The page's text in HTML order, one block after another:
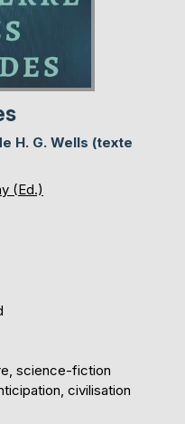
H. G. Wells (texte
(Ed.)
science-fiction
civilisation